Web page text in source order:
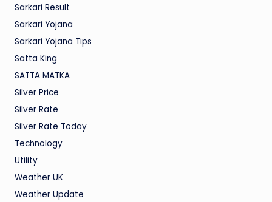
Sarkari Result
Sarkari Yojana
Sarkari Yojana Tips
Satta King
SATTA MATKA
Silver Price
Silver Rate
Silver Rate Today
Technology
Utility
Weather UK
Weather Update